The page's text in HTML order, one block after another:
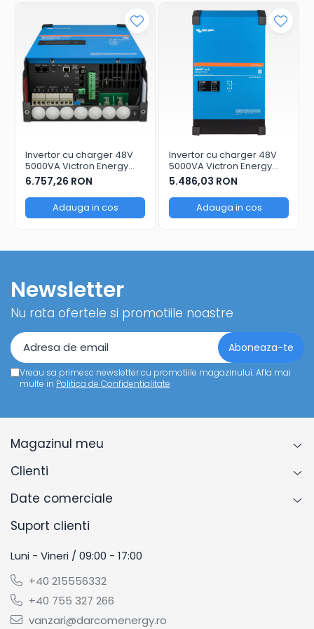
Numai o singura unitate GX este necesara in cazul
operatiunilor trifazice si paralele.
Va rugam sa cititi Fisa Tehnica pentru detalii
complete !!
Invertor cu charger 48V
5000VA Victron Energy
MultiPlus II GX 48/5000/70-
50
6.757,26 RON
Adauga in cos
Invertor cu charger 48V
5000VA Victron Energy
MultiPlus II 48/5000/70-50
5.486,03 RON
Adauga in cos
Newsletter
Nu rata ofertele si promotiile noastre
Vreau sa primesc newsletter cu promotiile magazinului. Afla mai
multe in Politica de Confidentialitate
Magazinul meu
Clienti
Date comerciale
Suport clienti
Luni - Vineri / 09:00 - 17:00
+40 215556332
+40 755 327 266
vanzari@darcomenergy.ro